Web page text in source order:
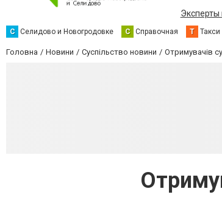
Эксперты
С Селидово и Новогродовке С Справочная Т Такси
Головна Новини Суспільство новини Отримувачів